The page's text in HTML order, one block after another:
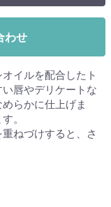
わせ
イルを配合したト
唇やデリケートな
らかに仕上げま
。
ねづけすると、さ